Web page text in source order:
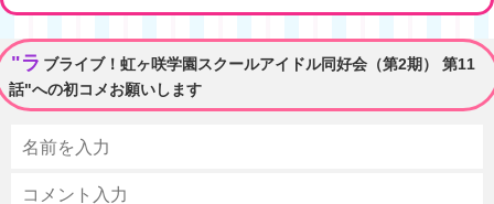
"ラ ブライブ！虹ヶ咲学園スクールアイドル同好会（第2期） 第11
話"への初コメお願いします